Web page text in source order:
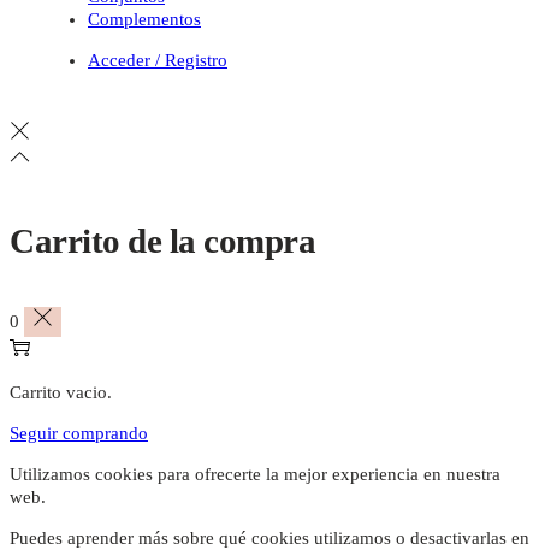
Complementos
Acceder / Registro
Carrito de la compra
0
Carrito vacio.
Seguir comprando
Utilizamos cookies para ofrecerte la mejor experiencia en nuestra
web.
Puedes aprender más sobre qué cookies utilizamos o desactivarlas en